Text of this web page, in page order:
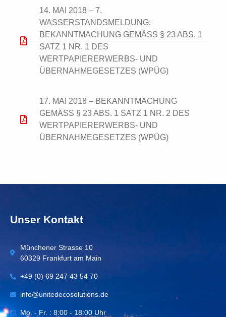
14. MAI 2018 – 7.
WASSERSTANDSMELDUNG:
BEKANNTMACHUNG GEMÄSS § 23 ABS. 1 S
ATZ 1 NR. 1 DES W
ERTPAPIERERWERBS- UND Ü
BERNAHMEGESETZES (WPÜG)
17. MAI 2018 – BEKANNTMACHUNG
GEMÄSS § 23 ABS. 1 SATZ 1 NR. 2 DES W
ERTPAPIERERWERBS- UND Ü
BERNAHMEGESETZES (WPÜG)
Unser Kontakt
Münchener Strasse 10
60329 Frankfurt am Main
+49 (0) 69 247 43 54 70
info@unitedecosolutions.de
Mo. - Fr. : 8:00 - 18:00 Uhr